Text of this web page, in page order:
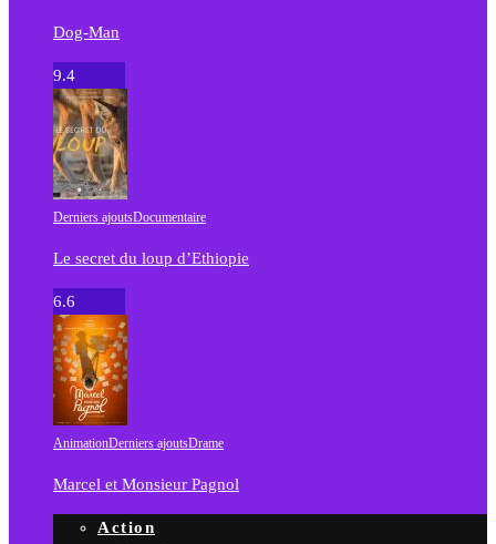
Dog-Man
9.4
Derniers ajoutsDocumentaire
Le secret du loup d’Ethiopie
6.6
AnimationDerniers ajoutsDrame
Marcel et Monsieur Pagnol
Action